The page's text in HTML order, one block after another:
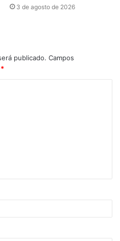
3 de agosto de 2026
publicado. Campos
*